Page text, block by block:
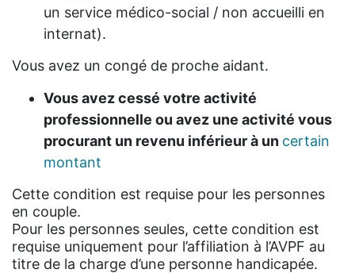
un service médico-social / non accueilli en
internat).
Vous avez un congé de proche aidant.
Vous avez cessé votre activité
professionnelle ou avez une activité vous
procurant un revenu inférieur à un certain
montant
Cette condition est requise pour les personnes
en couple.
Pour les personnes seules, cette condition est
requise uniquement pour l’affiliation à l’AVPF au
titre de la charge d’une personne handicapée.